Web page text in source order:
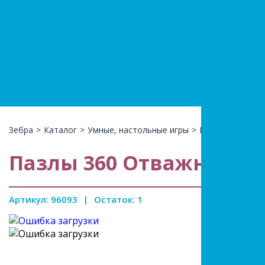
Зебра > Каталог > Умные, настольные игры > Пазлы, лото,
Пазлы 360 Отважные
Артикул: 96093 | Остаток: 1